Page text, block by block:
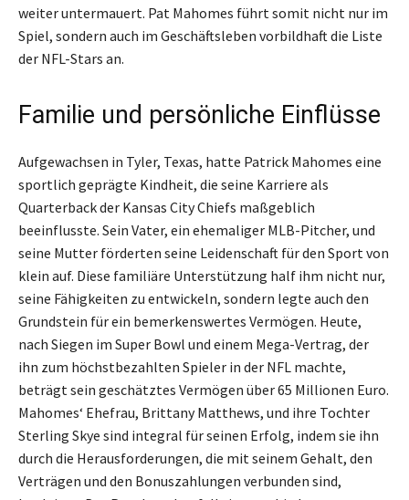
weiter untermauert. Pat Mahomes führt somit nicht nur im
Spiel, sondern auch im Geschäftsleben vorbildhaft die Liste
der NFL-Stars an.
Familie und persönliche Einflüsse
Aufgewachsen in Tyler, Texas, hatte Patrick Mahomes eine
sportlich geprägte Kindheit, die seine Karriere als
Quarterback der Kansas City Chiefs maßgeblich
beeinflusste. Sein Vater, ein ehemaliger MLB-Pitcher, und
seine Mutter förderten seine Leidenschaft für den Sport von
klein auf. Diese familiäre Unterstützung half ihm nicht nur,
seine Fähigkeiten zu entwickeln, sondern legte auch den
Grundstein für ein bemerkenswertes Vermögen. Heute,
nach Siegen im Super Bowl und einem Mega-Vertrag, der
ihn zum höchstbezahlten Spieler in der NFL machte,
beträgt sein geschätztes Vermögen über 65 Millionen Euro.
Mahomes‘ Ehefrau, Brittany Matthews, und ihre Tochter
Sterling Skye sind integral für seinen Erfolg, indem sie ihn
durch die Herausforderungen, die mit seinem Gehalt, den
Verträgen und den Bonuszahlungen verbunden sind,